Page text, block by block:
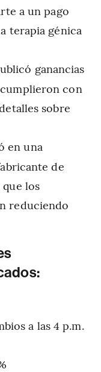
a un pago
terapia génica
ganancias
con
sobre
en una
de
los
reduciendo
a las 4 p.m.